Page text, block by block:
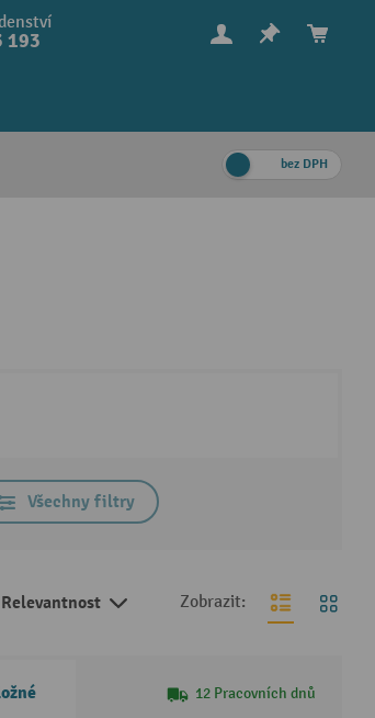
193
bez DPH
Všechny filtry
Relevantnost Zobrazit:
12 Pracovních dnů